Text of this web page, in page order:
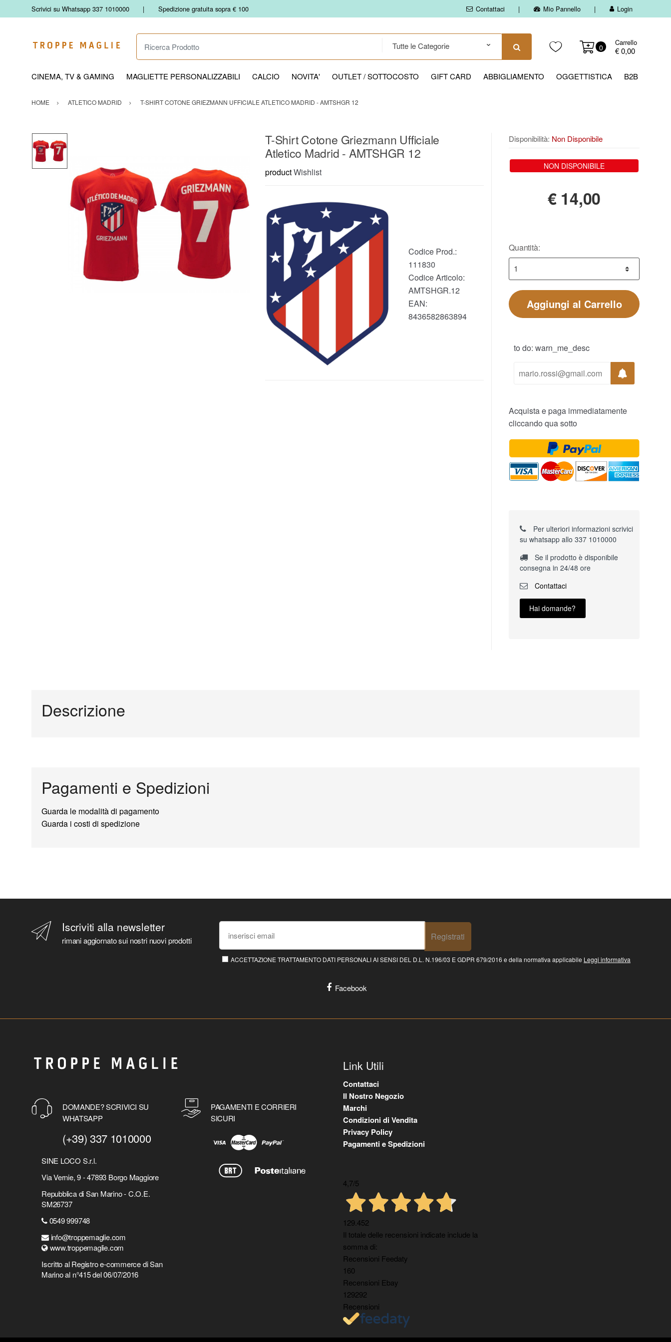
Scrivici su Whatsapp 337 1010000 Spedizione gratuita sopra € 100 Contattaci Mio Pannello Login
Ricerca Prodotto
0
Carrello
€ 0,00
CINEMA, TV & GAMING MAGLIETTE PERSONALIZZABILI CALCIO NOVITA' OUTLET / SOTTOCOSTO GIFT CARD ABBIGLIAMENTO OGGETTISTICA B2B
HOME ATLETICO MADRID T-SHIRT COTONE GRIEZMANN UFFICIALE ATLETICO MADRID - AMTSHGR 12
T-Shirt Cotone Griezmann Ufficiale
Atletico Madrid - AMTSHGR 12
productWishlist
Codice Prod.:
111830
Codice Articolo:
AMTSHGR.12
EAN:
8436582863894
Disponibilità: Non Disponibile
NON DISPONIBILE
€ 14,00
Quantità:
Aggiungi al Carrello
to do: warn_me_desc
Acquista e paga immediatamente
cliccando qua sotto
Per ulteriori informazioni scrivici
su whatsapp allo 337 1010000
Se il prodotto è disponibile
consegna in 24/48 ore
Contattaci
Hai domande?
Descrizione
Pagamenti e Spedizioni
Guarda le modalità di pagamento
Guarda i costi di spedizione
Iscriviti alla newsletter
rimani aggiornato sui nostri nuovi prodotti Registrati
ACCETTAZIONE TRATTAMENTO DATI PERSONALI AI SENSI DEL D.L. N.196/03 E GDPR 679/2016 e della normativa applicabile Leggi informativa
Facebook
DOMANDE? SCRIVICI SU
WHATSAPP
(+39) 337 1010000
SINE LOCO S.r.l.
Via Vernie, 9 - 47893 Borgo Maggiore
Repubblica di San Marino - C.O.E.
SM26737
0549 999748
info@troppemaglie.com
www.troppemaglie.com
Iscritto al Registro e-commerce di San
Marino al n°415 del 06/07/2016
PAGAMENTI E CORRIERI
SICURI
Link Utili
Contattaci
Il Nostro Negozio
Marchi
Condizioni di Vendita
Privacy Policy
Pagamenti e Spedizioni
4,7/5
129.452
Il totale delle recensioni indicate include la
somma di:
Recensioni Feedaty
160
Recensioni Ebay
129292
Recensioni